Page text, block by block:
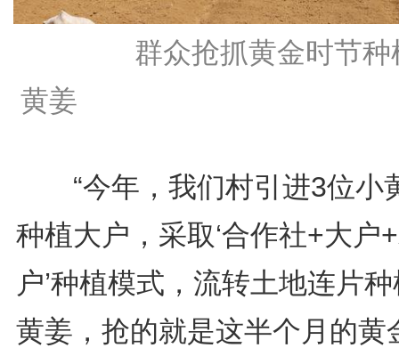
群众抢抓黄金时节种
黄姜
“今年，我们村引进3位小
种植大户，采取‘合作社+大户
户’种植模式，流转土地连片
黄姜，抢的就是这半个月的黄